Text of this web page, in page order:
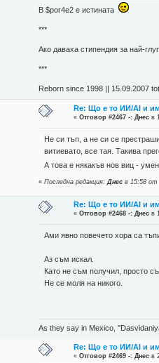
В $por4e2 e истината
***
Aко даваха стипендия за най-
***
Reborn since 1998 || 15.09.2007
Re: Що е то ИИ/AI и
«Отговор #2467 -: Днес в
Не си тъп, а не си се
витиевато, все тая. Такива
А това е някакъв нов виц -
«Последна редакция:Днес в 15:58 от
Re: Що е то ИИ/AI и
«Отговор #2468 -: Днес в
Ами явно повечето хора са
Аз съм искал.
Като не съм получил, просто
Не се моля на никого.
As they say in Mexico,
Re: Що е то ИИ/AI и
«Отговор #2469 -: Днес в